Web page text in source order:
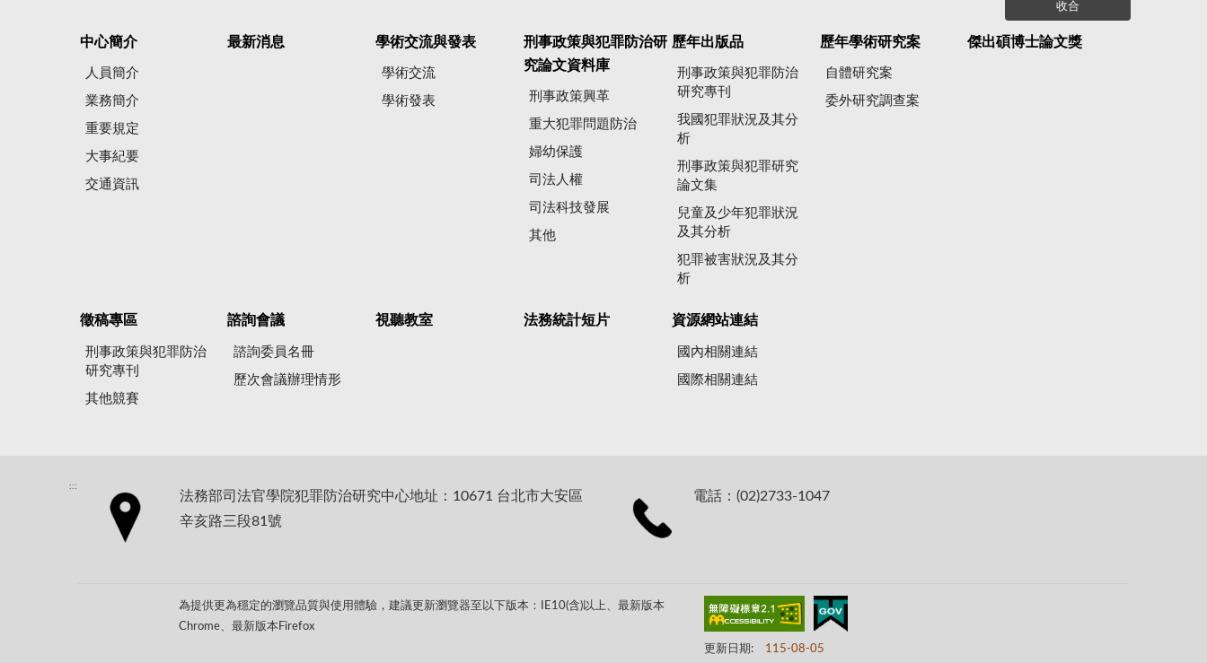
收合
中心簡介
人員簡介
業務簡介
重要規定
大事紀要
交通資訊
最新消息 學術交流與發表
學術交流
學術發表
刑事政策與犯罪防治研
究論文資料庫
刑事政策興革
重大犯罪問題防治
婦幼保護
司法人權
司法科技發展
其他
歷年出版品
刑事政策與犯罪防治
研究專刊
我國犯罪狀況及其分
析
刑事政策與犯罪研究
論文集
兒童及少年犯罪狀況
及其分析
犯罪被害狀況及其分
析
歷年學術研究案
自體研究案
委外研究調查案
傑出碩博士論文獎
徵稿專區
刑事政策與犯罪防治
研究專刊
其他競賽
諮詢會議
諮詢委員名冊
歷次會議辦理情形
視聽教室 法務統計短片 資源網站連結
國內相關連結
國際相關連結
:::
法務部司法官學院犯罪防治研究中心地址：10671 台北市大安區
辛亥路三段81號
電話：(02)2733-1047
為提供更為穩定的瀏覽品質與使用體驗，建議更新瀏覽器至以下版本：IE10(含)以上、最新版本
Chrome、最新版本Firefox
更新日期:
115-08-05